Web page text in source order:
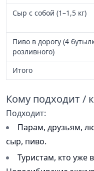
Сыр с собой (1–1,5 кг)
Пиво в дорогу (4
розливного)
Итого
Кому подходит /
Подходит:
Парам, друзьям,
сыр, пиво.
Туристам, кто уже